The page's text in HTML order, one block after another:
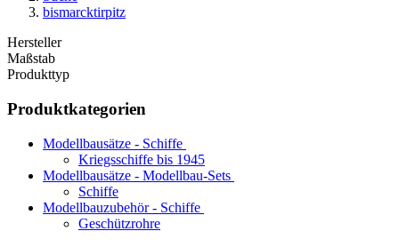
bismarcktirpitz
Hersteller
Maßstab
Produkttyp
Produktkategorien
Modellbausätze - Schiffe
Kriegsschiffe bis 1945
Modellbausätze - Modellbau-Sets
Schiffe
Modellbauzubehör - Schiffe
Geschützrohre